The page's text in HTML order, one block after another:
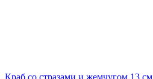
Краб со стразами и жемчугом 13 см